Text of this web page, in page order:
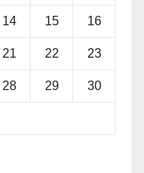
14 15 16
21 22 23
28 29 30